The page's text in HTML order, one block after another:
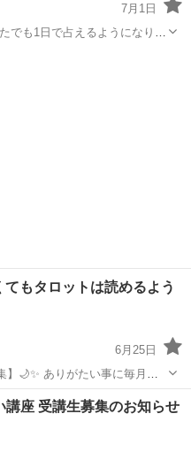
7月1日
でも1日で占えるようになりま
てもタロットは読めるよう
6月25日
に毎月好
講座です🌟 「カードの
受け取る・読む”を 体感してい
ット 講座
講座 受講生募集のお知らせ